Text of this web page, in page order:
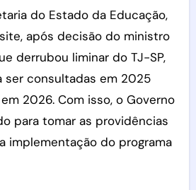
do Estado da Educação,
após decisão do ministro
derrubou liminar do TJ-SP,
ser consultadas em 2025
2026. Com isso, o Governo
para tomar as providências
implementação do programa